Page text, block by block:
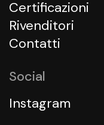
Certificazioni
Rivenditori
Contatti
Social
Instagram